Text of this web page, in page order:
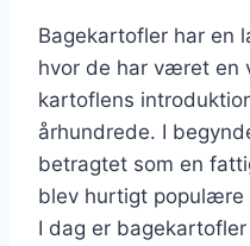
Bagekartofler har en
hvor de har været en
kartoflens
århundrede. I
betragtet som en
blev hurtigt populære
I dag er